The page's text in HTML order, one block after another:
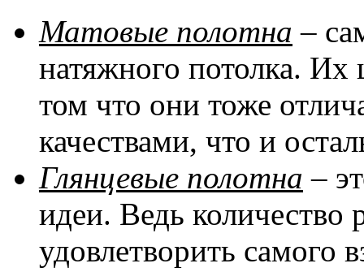
Матовые полотна –
натяжного потолка. Их
том что они тоже
качествами, что и
Глянцевые полотна –
идеи. Ведь количество
удовлетворить самого